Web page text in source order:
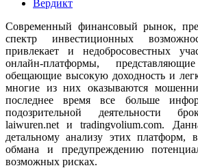
Вердикт
Современный финансовый рынок,
спектр инвестиционных
привлекает и недобросовестных
онлайн-платформы,
обещающие высокую доходность и
многие из них оказываются
последнее время все больше
подозрительной деятельности
laiwuren.net и tradingvolium.com.
детальному анализу этих платформ,
обмана и предупреждению
возможных рисках.